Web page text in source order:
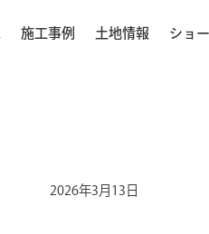
施工事例 土地情報 ショ
2026年3月13日